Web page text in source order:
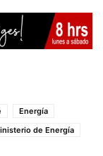
Energía
de Energía